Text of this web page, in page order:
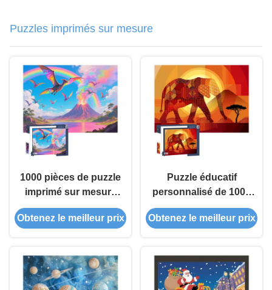
Puzzles imprimés sur mesure
1000 pièces de puzzle
imprimé sur mesure
pour le jeu éducatif
Obtenez le meilleur prix
Puzzle éducatif
personnalisé de 1000
pièces
Obtenez le meilleur prix